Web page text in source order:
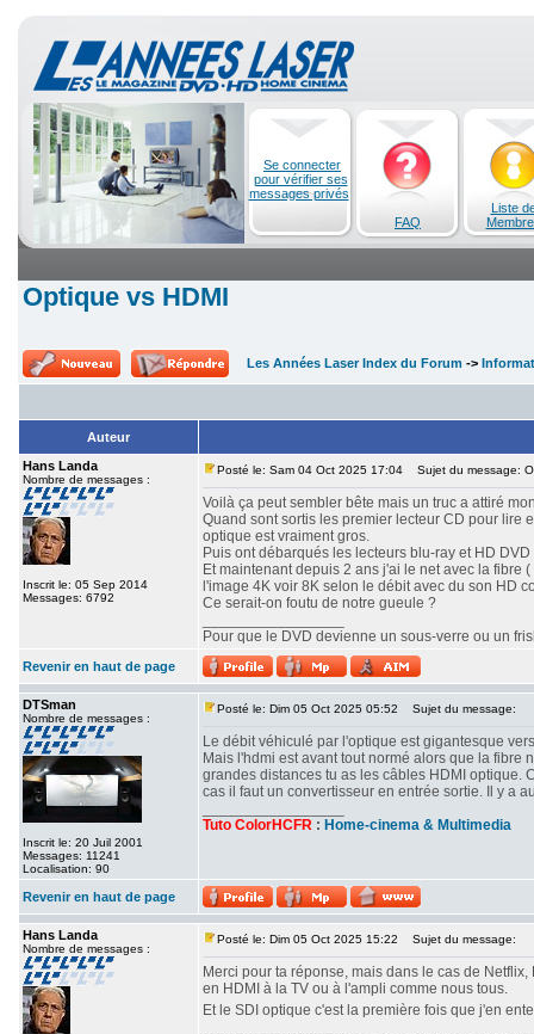
Se connecter
pour vérifier ses
messages privés
FAQ
Liste
Optique vs HDMI
Les Années Laser Index du Forum ->
Auteur
Hans Landa
Nombre de messages :
Inscrit le: 05 Sep 2014
Messages: 6792
Posté le: Sam 04 Oct 2025 17:04 Sujet du message:
Voilà ça peut sembler bête mais un truc a attiré
Quand sont sortis les premier lecteur CD pour lire
optique est vraiment gros.
Puis ont débarqués les lecteurs blu-ray et HD
Et maintenant depuis 2 ans j'ai le net avec la fibre
l'image 4K voir 8K selon le débit avec du son HD
Ce serait-on foutu de notre gueule ?
Pour que le DVD devienne un sous-verre ou un
Revenir en haut de page
DTSman
Nombre de messages :
Inscrit le: 20 Juil 2001
Messages: 11241
Localisation: 90
Posté le: Dim 05 Oct 2025 05:52 Sujet du message:
Le débit véhiculé par l'optique est gigantesque
Mais l'hdmi est avant tout normé alors que la fibre
grandes distances tu as les câbles HDMI optique.
cas il faut un convertisseur en entrée sortie. Il y a
Tuto ColorHCFR : Home-cinema & Multimedia
Revenir en haut de page
Hans Landa
Nombre de messages :
Posté le: Dim 05 Oct 2025 15:22 Sujet du message:
Merci pour ta réponse, mais dans le cas de
en HDMI à la TV ou à l'ampli comme nous tous.
Et le SDI optique c'est la première fois que j'en